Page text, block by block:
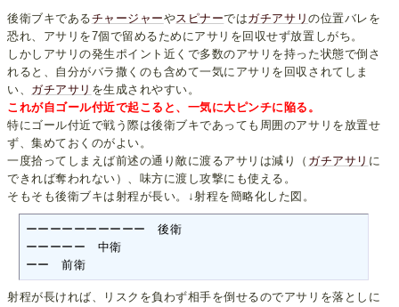
後衛ブキであるチャージャーやスピナーではガチアサリの位置バレを
恐れ、アサリを7個で留めるためにアサリを回収せず放置しがち。
しかしアサリの発生ポイント近くで多数のアサリを持った状態で倒さ
れると、自分がバラ撒くのも含めて一気にアサリを回収されてしま
い、 ガチアサリ を生成されやすい。
これが自ゴール付近で起こると、一気に大ピンチに陥る。
特にゴール付近で戦う際は後衛ブキであっても周囲のアサリを放置せ
ず、集めておくのがよい。
一度拾ってしまえば前述の通り敵に渡るアサリは減り（ ガチアサリ に
できれば奪われない）、味方に渡し攻撃にも使える。
そもそも後衛ブキは射程が長い。↓射程を簡略化した図。
ーーーーーーーーーー　後衛
ーーーーー　中衛
ーー　前衛
射程が長ければ、リスクを負わず相手を倒せるのでアサリを落としに